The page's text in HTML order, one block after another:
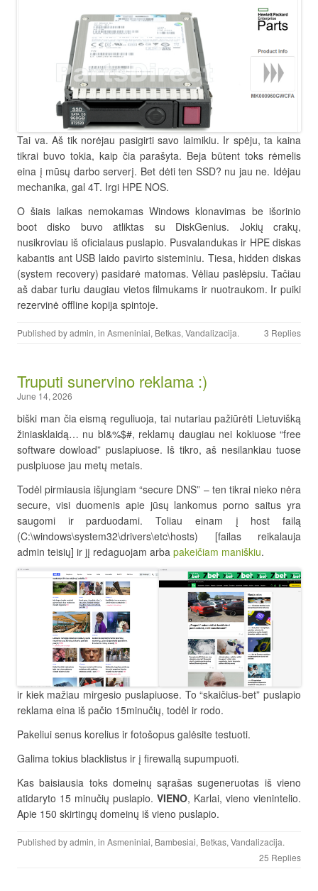
Tai va. Aš tik norėjau pasigirti savo laimikiu. Ir spėju, ta kaina
tikrai buvo tokia, kaip čia parašyta. Beja būtent toks rėmelis
eina į mūsų darbo serverį. Bet dėti ten SSD? nu jau ne. Idėjau
mechanika, gal 4T. Irgi HPE NOS.
O šiais laikas nemokamas Windows klonavimas be išorinio
boot disko buvo atliktas su DiskGenius. Jokių crakų,
nusikroviau iš oficialaus puslapio. Pusvalandukas ir HPE diskas
kabantis ant USB laido pavirto sisteminiu. Tiesa, hidden diskas
(system recovery) pasidarė matomas. Vėliau paslėpsiu. Tačiau
aš dabar turiu daugiau vietos filmukams ir nuotraukom. Ir puiki
rezervinė offline kopija spintoje.
Published byadmin, in Asmeniniai, Betkas, Vandalizacija. 3 Replies
Truputi sunervino reklama :)
June 14, 2026
biški man čia eismą reguliuoja, tai nutariau pažiūrėti Lietuvišką
žiniasklaidą… nu bl&%$#, reklamų daugiau nei kokiuose “free
software dowload” puslapiuose. Iš tikro, aš nesilankiau tuose
puslpiuose jau metų metais.
Todėl pirmiausia išjungiam “secure DNS” – ten tikrai nieko nėra
secure, visi duomenis apie jūsų lankomus porno saitus yra
saugomi ir parduodami. Toliau einam į host failą
(C:\windows\system32\drivers\etc\hosts) [failas reikalauja
admin teisių] ir jį redaguojam arba pakeičiam maniškiu.
ir kiek mažiau mirgesio puslapiuose. To “skaičius-bet” puslapio
reklama eina iš pačio 15minučių, todėl ir rodo.
Pakeliui senus korelius ir fotošopus galėsite testuoti.
Galima tokius blacklistus ir į firewallą supumpuoti.
Kas baisiausia toks domeinų sąrašas sugeneruotas iš vieno
atidaryto 15 minučių puslapio. VIENO, Karlai, vieno vienintelio.
Apie 150 skirtingų domeinų iš vieno puslapio.
Published byadmin, in Asmeniniai, Bambesiai, Betkas, Vandalizacija.
25 Replies